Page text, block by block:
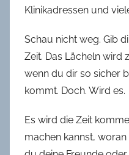
Klinikadressen und
Schau nicht weg. Gib
Zeit. Das Lächeln wird
wenn du dir so sicher
kommt. Doch. Wird es.
Es wird die Zeit
machen kannst,